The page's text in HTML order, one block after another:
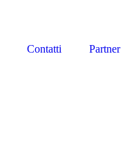
Contatti Partner